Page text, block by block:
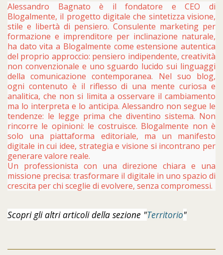
Alessandro Bagnato è il fondatore e CEO di
Blogalmente, il progetto digitale che sintetizza visione,
stile e libertà di pensiero. Consulente marketing per
formazione e imprenditore per inclinazione naturale,
ha dato vita a Blogalmente come estensione autentica
del proprio approccio: pensiero indipendente, creatività
non convenzionale e uno sguardo lucido sui linguaggi
della comunicazione contemporanea. Nel suo blog,
ogni contenuto è il riflesso di una mente curiosa e
analitica, che non si limita a osservare il cambiamento
ma lo interpreta e lo anticipa. Alessandro non segue le
tendenze: le legge prima che diventino sistema. Non
rincorre le opinioni: le costruisce. Blogalmente non è
solo una piattaforma editoriale, ma un manifesto
digitale in cui idee, strategia e visione si incontrano per
generare valore reale.
Un professionista con una direzione chiara e una
missione precisa: trasformare il digitale in uno spazio di
crescita per chi sceglie di evolvere, senza compromessi.
Scopri gli altri articoli della sezione "Territorio"